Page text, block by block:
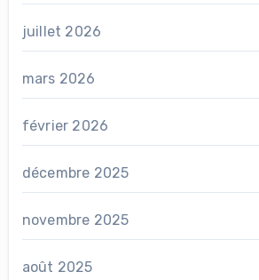
juillet 2026
mars 2026
février 2026
décembre 2025
novembre 2025
août 2025